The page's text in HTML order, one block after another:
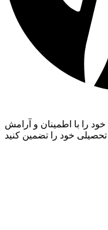
را با اطمینان و آرامش